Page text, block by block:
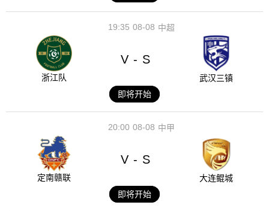
08-08
19:35 中超
浙江队
V - S
武汉三镇
即将开始
08-08
20:00 中甲
定南赣联
V - S
大连鲲城
即将开始